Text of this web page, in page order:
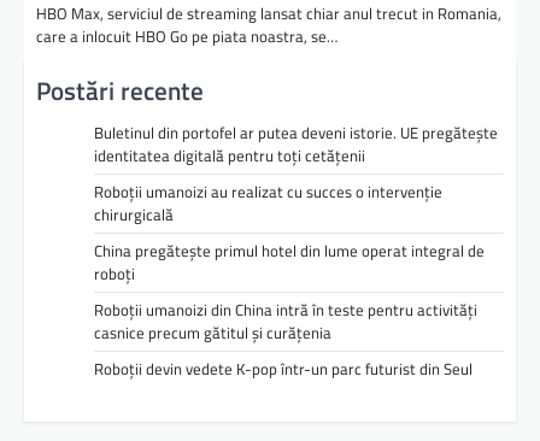
HBO Max, serviciul de streaming lansat chiar anul trecut in Romania,
care a inlocuit HBO Go pe piata noastra, se…
Postări recente
Buletinul din portofel ar putea deveni istorie. UE pregătește
identitatea digitală pentru toți cetățenii
Roboții umanoizi au realizat cu succes o intervenție
chirurgicală
China pregătește primul hotel din lume operat integral de
roboți
Roboții umanoizi din China intră în teste pentru activități
casnice precum gătitul și curățenia
Roboții devin vedete K-pop într-un parc futurist din Seul